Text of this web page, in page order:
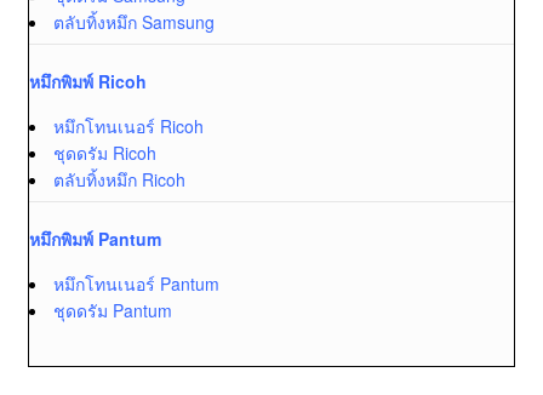
ตลับทิ้งหมึก Samsung
หมึกพิมพ์ Ricoh
หมึกโทนเนอร์ Ricoh
ชุดดรัม Ricoh
ตลับทิ้งหมึก Ricoh
หมึกพิมพ์ Pantum
หมึกโทนเนอร์ Pantum
ชุดดรัม Pantum